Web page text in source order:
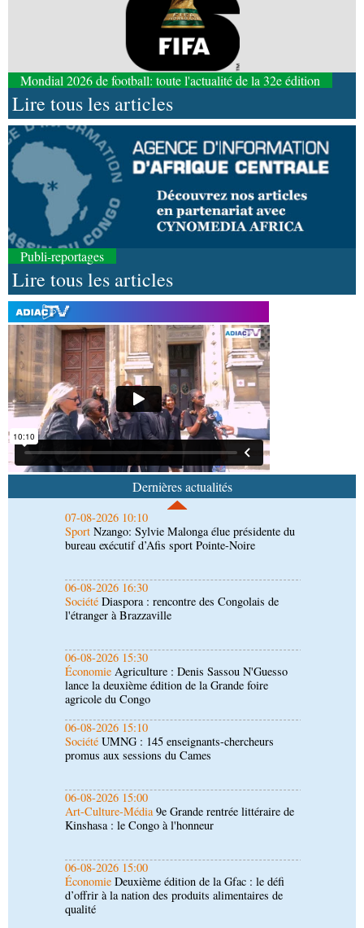
Mondial 2026 de football: toute l'actualité de la 32e édition
Lire tous les articles
Publi-reportages
Lire tous les articles
Dernières actualités
07-08-2026 11:03
SportFootball, le week-end des Diables rouges et
des Congolais de la diaspora en Coupes d'Europe
(matches aller du 3e tour)
07-08-2026 10:18
Afrique-MondeAfrique de l'Ouest : les mafias du
numérique inventent une nouvelle traite humaine
Nzango: Sylvie Malonga élue présidente du
bureau exécutif d’Afis sport Pointe-Noire
06-08-2026 16:30
SociétéDiaspora : rencontre des Congolais de
l'étranger à Brazzaville
06-08-2026 15:30
ÉconomieAgriculture : Denis Sassou N'Guesso
lance la deuxième édition de la Grande foire
06-08-2026 15:10
SociétéUMNG : 145 enseignants-chercheurs
promus aux sessions du Cames
06-08-2026 15:00
Art-Culture-Média9e Grande rentrée littéraire de
Kinshasa : le Congo à l'honneur
06-08-2026 15:00
ÉconomieDeuxième édition de la Gfac : le défi
d’offrir à la nation des produits alimentaires de
06-08-2026 15:00
SociétéProjet PSIPJ : des formateurs en
apprentissage